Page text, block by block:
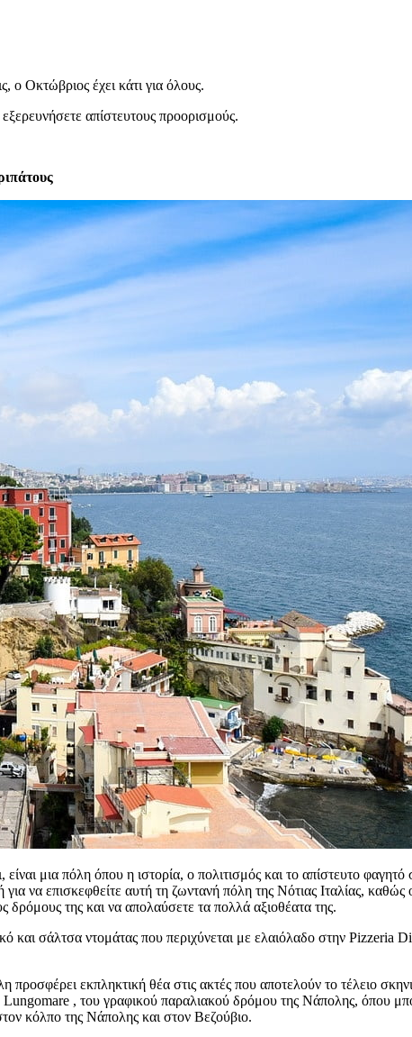
ο Οκτώβριος έχει κάτι για όλους.
απίστευτους προορισμούς.
μια πόλη όπου η ιστορία, ο πολιτισμός και το απίστευτο
να επισκεφθείτε αυτή τη ζωντανή πόλη της Νότιας Ιταλίας, καθώς
δρόμους της και να απολαύσετε τα πολλά αξιοθέατα της.
και σάλτσα ντομάτας που περιχύνεται με ελαιόλαδο στην Pizzeria
εκπληκτική θέα στις ακτές που αποτελούν το τέλειο
Lungomare , του γραφικού παραλιακού δρόμου της Νάπολης, όπου
κόλπο της Νάπολης και στον Βεζούβιο.